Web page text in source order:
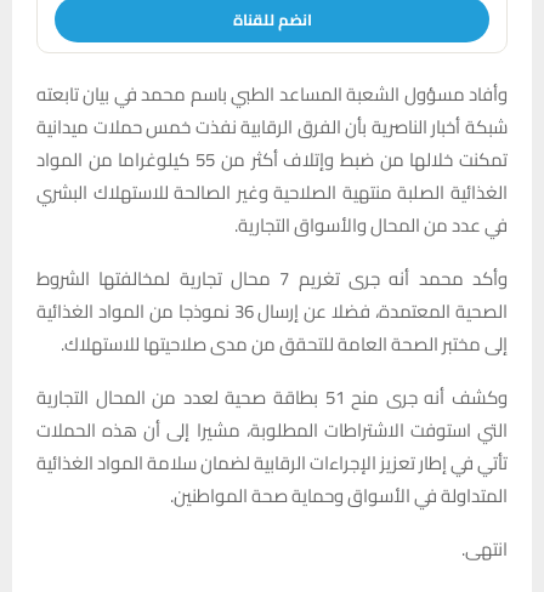
انضم للقناة
وأفاد مسؤول الشعبة المساعد الطبي باسم محمد في بيان تابعته
شبكة أخبار الناصرية بأن الفرق الرقابية نفذت خمس حملات ميدانية
تمكنت خلالها من ضبط وإتلاف أكثر من 55 كيلوغراما من المواد
الغذائية الصلبة منتهية الصلاحية وغير الصالحة للاستهلاك البشري
في عدد من المحال والأسواق التجارية.
وأكد محمد أنه جرى تغريم 7 محال تجارية لمخالفتها الشروط
الصحية المعتمدة، فضلا عن إرسال 36 نموذجا من المواد الغذائية
إلى مختبر الصحة العامة للتحقق من مدى صلاحيتها للاستهلاك.
وكشف أنه جرى منح 51 بطاقة صحية لعدد من المحال التجارية
التي استوفت الاشتراطات المطلوبة، مشيرا إلى أن هذه الحملات
تأتي في إطار تعزيز الإجراءات الرقابية لضمان سلامة المواد الغذائية
المتداولة في الأسواق وحماية صحة المواطنين.
انتهى.